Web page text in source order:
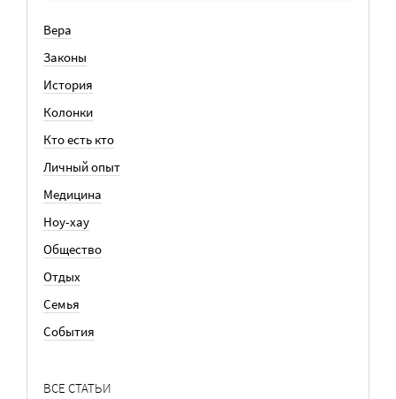
Вера
Законы
История
Колонки
Кто есть кто
Личный опыт
Медицина
Ноу-хау
Общество
Отдых
Семья
События
ВСЕ СТАТЬИ